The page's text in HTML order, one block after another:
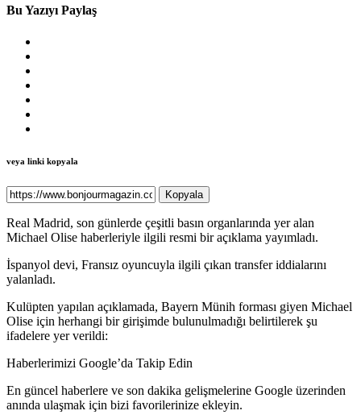
Bu Yazıyı Paylaş
veya linki kopyala
Kopyala
Real Madrid, son günlerde çeşitli basın organlarında yer alan
Michael Olise haberleriyle ilgili resmi bir açıklama yayımladı.
İspanyol devi, Fransız oyuncuyla ilgili çıkan transfer iddialarını
yalanladı.
Kulüpten yapılan açıklamada, Bayern Münih forması giyen Michael
Olise için herhangi bir girişimde bulunulmadığı belirtilerek şu
ifadelere yer verildi:
Haberlerimizi Google’da Takip Edin
En güncel haberlere ve son dakika gelişmelerine Google üzerinden
anında ulaşmak için bizi favorilerinize ekleyin.